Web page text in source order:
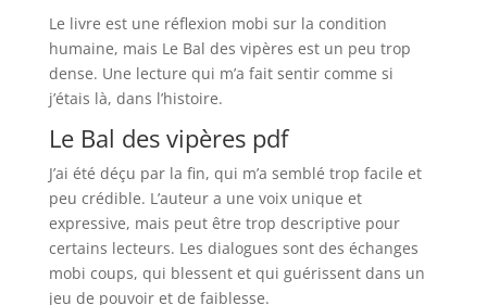
Le livre est une réflexion mobi sur la condition
humaine, mais Le Bal des vipères est un peu trop
dense. Une lecture qui m’a fait sentir comme si
j’étais là, dans l’histoire.
Le Bal des vipères pdf
J’ai été déçu par la fin, qui m’a semblé trop facile et
peu crédible. L’auteur a une voix unique et
expressive, mais peut être trop descriptive pour
certains lecteurs. Les dialogues sont des échanges
mobi coups, qui blessent et qui guérissent dans un
jeu de pouvoir et de faiblesse.